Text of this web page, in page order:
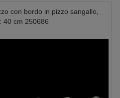
con bordo in pizzo sangallo,
40 cm 250686